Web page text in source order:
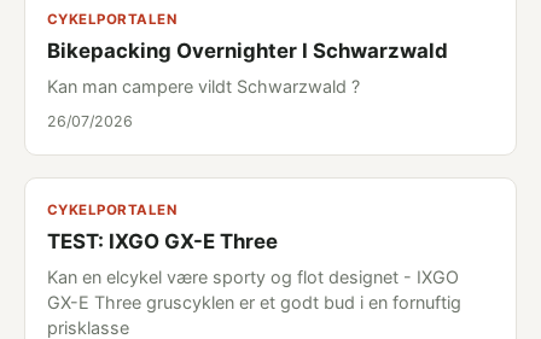
CYKELPORTALEN
Bikepacking Overnighter I Schwarzwald
Kan man campere vildt Schwarzwald ?
26/07/2026
CYKELPORTALEN
TEST: IXGO GX-E Three
Kan en elcykel være sporty og flot designet - IXGO
GX-E Three gruscyklen er et godt bud i en fornuftig
prisklasse